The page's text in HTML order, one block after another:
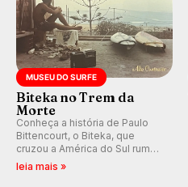
MUSEU DO SURFE
Biteka no Trem da
Morte
Conheça a história de Paulo
Bittencourt, o Biteka, que
cruzou a América do Sul rumo
ao Pacífico em uma jornada
leia mais »